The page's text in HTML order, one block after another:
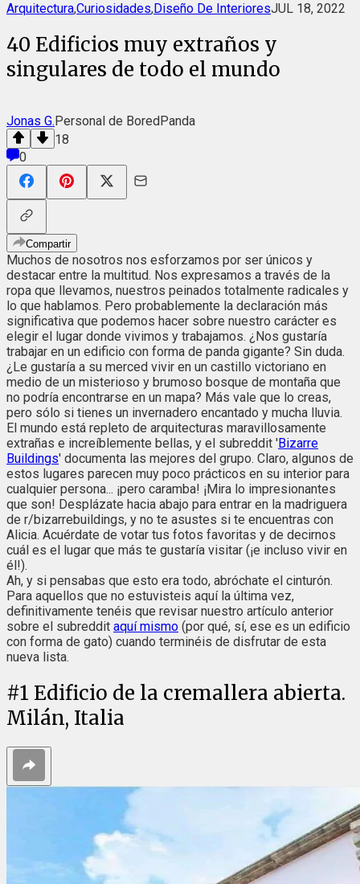
Arquitectura,Curiosidades,Diseño De InterioresJUL 18, 2022
40 Edificios muy extraños y
singulares de todo el mundo
Jonas G.Personal de BoredPanda
18
0
Compartir
Muchos de nosotros nos esforzamos por ser únicos y
destacar entre la multitud. Nos expresamos a través de la
ropa que llevamos, nuestros peinados totalmente radicales y
lo que hablamos. Pero probablemente la declaración más
significativa que podemos hacer sobre nuestro carácter es
elegir el lugar donde vivimos y trabajamos. ¿Nos gustaría
trabajar en un edificio con forma de panda gigante? Sin duda.
¿Le gustaría a su merced vivir en un castillo victoriano en
medio de un misterioso y brumoso bosque de montaña que
no podría encontrarse en un mapa? Más vale que lo creas,
pero sólo si tienes un invernadero encantado y mucha lluvia.
El mundo está repleto de arquitecturas maravillosamente
extrañas e increíblemente bellas, y el subreddit 'Bizarre
Buildings' documenta las mejores del grupo. Claro, algunos de
estos lugares parecen muy poco prácticos en su interior para
cualquier persona... ¡pero caramba! ¡Mira lo impresionantes
que son! Desplázate hacia abajo para entrar en la madriguera
de r/bizarrebuildings, y no te asustes si te encuentras con
Alicia. Acuérdate de votar tus fotos favoritas y de decirnos
cuál es el lugar que más te gustaría visitar (¡e incluso vivir en
él!).
Ah, y si pensabas que esto era todo, abróchate el cinturón.
Para aquellos que no estuvisteis aquí la última vez,
definitivamente tenéis que revisar nuestro artículo anterior
sobre el subreddit aquí mismo (por qué, sí, ese es un edificio
con forma de gato) cuando terminéis de disfrutar de esta
nueva lista.
#1 Edificio de la cremallera abierta.
Milán, Italia